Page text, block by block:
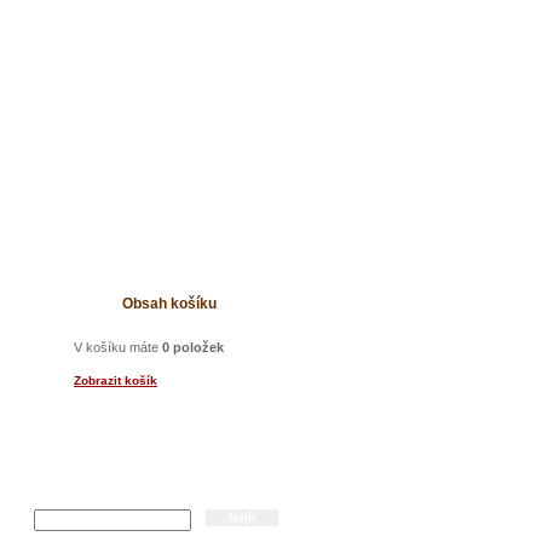
Obsah košíku
V košíku máte 0 položek
Zobrazit košík